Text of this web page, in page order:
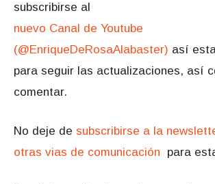
subscribirse al
nuevo Canal de Youtube
(@EnriqueDeRosaAlabaster) así
para seguir las actualizaciones, así
comentar.
No deje de subscribirse a la
otras vias de comunicación para